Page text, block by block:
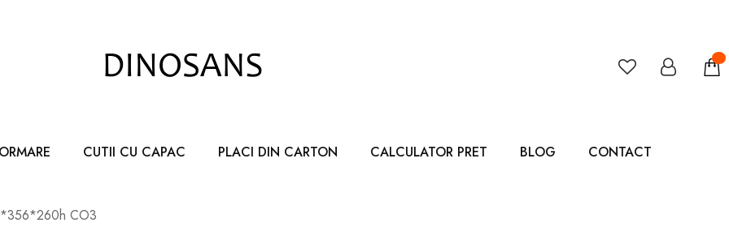
CUTII CU CAPAC PLACI DIN CARTON CALCULATOR PRET BLOG CONTACT
CO3